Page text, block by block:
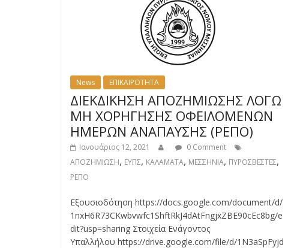
News ΕΠΙΚΑΙΡΟΤΗΤΑ
ΔΙΕΚΔΙΚΗΣΗ ΑΠΟΖΗΜΙΩΣΗΣ ΛΟΓΩ
ΜΗ ΧΟΡΗΓΗΣΗΣ ΟΦΕΙΛΟΜΕΝΩΝ
ΗΜΕΡΩΝ ΑΝΑΠΑΥΣΗΣ (ΡΕΠΟ)
Ιανουάριος 12, 2021
0 Comment
ΑΠΟΖΗΜΙΩΣΗ, ΕΥΠΣ, ΚΑΛΑΜΑΤΑ, ΜΕΣΣΗΝΙΑ, ΠΥΡΟΣΒΕΣΤΕΣ,
ΡΕΠΟ
Εξουσιοδότηση https://docs.google.com/document/d/
1nxH6R73CKwbvwfc1ShftRkJ4dAtFngjxZBE90cEc8bg/e
dit?usp=sharing Στοιχεία Ενάγοντος
Υπαλλήλου https://drive.google.com/file/d/1N3aSpFyjd